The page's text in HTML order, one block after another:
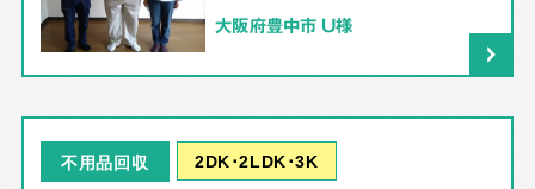
大阪府豊中市 U様
不用品回収 2DK･2LDK･3K